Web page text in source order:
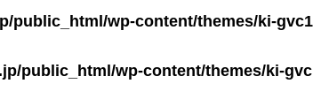
public_html/wp-content/themes/ki-
public_html/wp-content/themes/ki-